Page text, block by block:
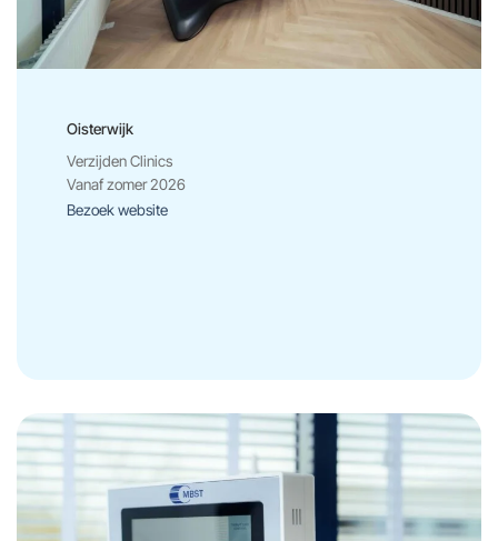
Oisterwijk
Verzijden Clinics
Vanaf zomer 2026
Bezoek website